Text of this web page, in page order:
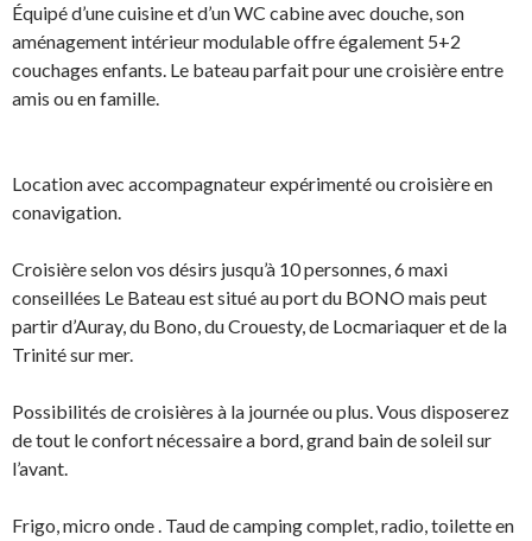
Équipé d’une cuisine et d’un WC cabine avec douche, son
aménagement intérieur modulable offre également 5+2
couchages enfants. Le bateau parfait pour une croisière entre
amis ou en famille.
Location avec accompagnateur expérimenté ou croisière en
conavigation.
Croisière selon vos désirs jusqu’à 10 personnes, 6 maxi
conseillées Le Bateau est situé au port du BONO mais peut
partir d’Auray, du Bono, du Crouesty, de Locmariaquer et de la
Trinité sur mer.
Possibilités de croisières à la journée ou plus. Vous disposerez
de tout le confort nécessaire a bord, grand bain de soleil sur
l’avant.
Frigo, micro onde . Taud de camping complet, radio, toilette en